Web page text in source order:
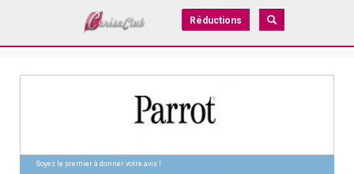
Réductions
Soyez le premier à donner votre avis !